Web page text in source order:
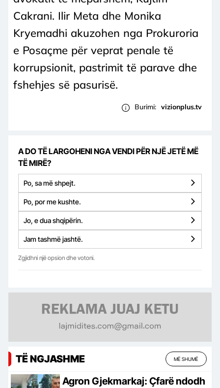
Cakrani. Ilir Meta dhe Monika
Kryemadhi akuzohen nga Prokuroria
e Posaçme për veprat penale të
korrupsionit, pastrimit të parave dhe
fshehjes së pasurisë.
Burimi: vizionplus.tv
A DO TË LARGOHENI NGA VENDI PËR NJË JETË MË
TË MIRË?
Po, sa më shpejt.
Po, por me kushte.
Jo, e dua shqipërin.
Jam tashmë jashtë.
Zgjidhni një opsion dhe votoni.
TË NGJASHME MË SHUMË
Agron Gjekmarkaj: Çfarë ndodh